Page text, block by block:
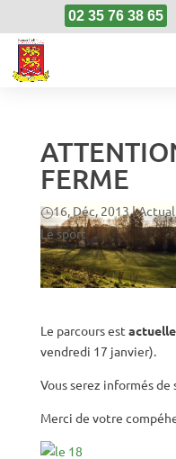
02 35 76 38 65
FERME
16, Déc, 2013|
Le sport
Le parcours est
vendredi 17 janvier).
Vous serez informés
Merci de votre